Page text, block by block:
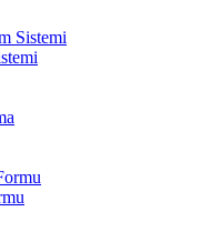
Sistemi